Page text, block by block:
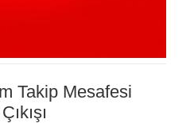
Takip Mesafesi